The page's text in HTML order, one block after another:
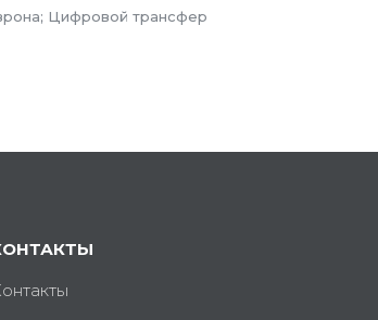
Цифровой трансфер